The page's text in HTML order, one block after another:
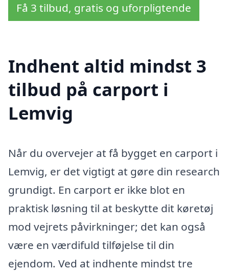
Få 3 tilbud, gratis og uforpligtende
Indhent altid mindst 3
tilbud på carport i
Lemvig
Når du overvejer at få bygget en carport i
Lemvig, er det vigtigt at gøre din research
grundigt. En carport er ikke blot en
praktisk løsning til at beskytte dit køretøj
mod vejrets påvirkninger; det kan også
være en værdifuld tilføjelse til din
ejendom. Ved at indhente mindst tre